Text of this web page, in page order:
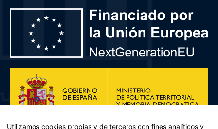
Utilizamos cookies propias y de terceros con fines analíticos y